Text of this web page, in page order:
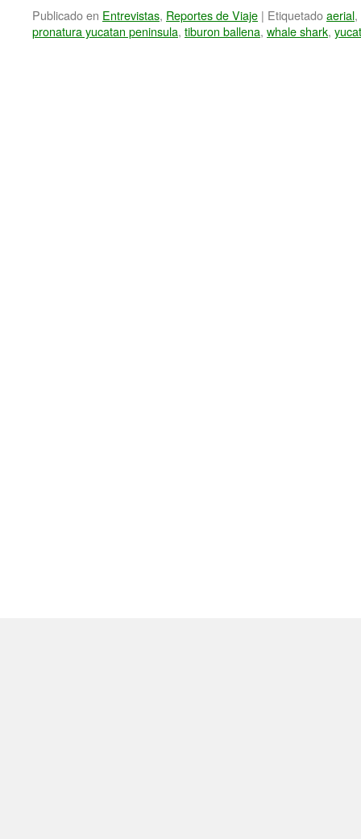
Publicado en Entrevistas, Reportes de Viaje | Etiquetadoaerial,
pronatura yucatan peninsula, tiburon ballena, whale shark,